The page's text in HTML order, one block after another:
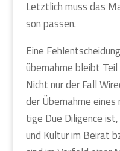
Letzt­lich muss das
son pas­sen.
Eine
über­nah­me bleibt
Nicht nur der Fall
der Über­nah­me
ti­ge Due Dili­gence
und Kul­tur im Bei­rat